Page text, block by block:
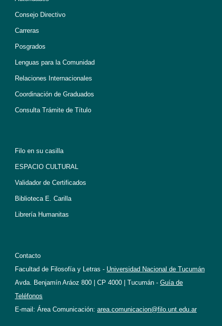
Consejo Directivo
Carreras
Posgrados
Lenguas para la Comunidad
Relaciones Internacionales
Coordinación de Graduados
Consulta Trámite de Título
Filo en su casilla
ESPACIO CULTURAL
Validador de Certificados
Biblioteca E. Carilla
Librería Humanitas
Contacto
Facultad de Filosofía y Letras - Universidad Nacional de Tucumán
Avda. Benjamín Aráoz 800 | CP 4000 | Tucumán - Guía de
Teléfonos
E-mail: Área Comunicación: area.comunicacion@filo.unt.edu.ar